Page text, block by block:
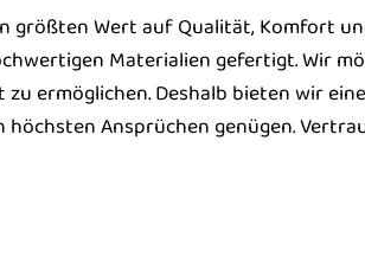
größten Wert auf Qualität, Komfort
Materialien gefertigt. Wir
ermöglichen. Deshalb bieten wir
höchsten Ansprüchen genügen.